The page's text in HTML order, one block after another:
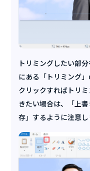
トリミングしたい部
にある「トリミング
クリックすればトリ
きたい場合は、「上
存」するように注意し